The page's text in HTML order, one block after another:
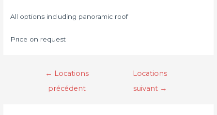
All options including panoramic roof
Price on request
← Locations
précédent
Locations
suivant →